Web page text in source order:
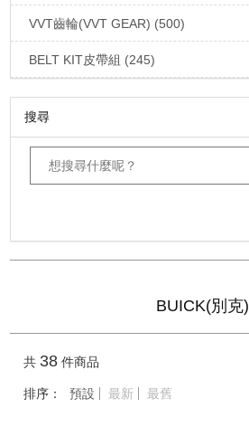
VVT齒輪(VVT GEAR) (500)
BELT KIT皮帶組 (245)
搜尋
BUICK(別克)
共 38 件商品
排序： 預設 最新 最舊